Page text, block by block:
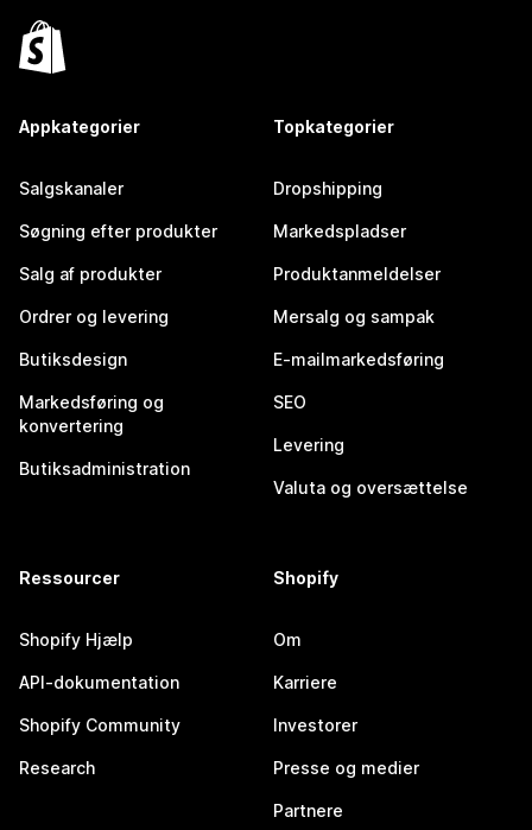
Appkategorier
Salgskanaler
Søgning efter produkter
Salg af produkter
Ordrer og levering
Butiksdesign
Markedsføring og
konvertering
Butiksadministration
Topkategorier
Dropshipping
Markedspladser
Produktanmeldelser
Mersalg og sampak
E-mailmarkedsføring
SEO
Levering
Valuta og oversættelse
Ressourcer
Shopify Hjælp
API-dokumentation
Shopify Community
Research
Shopify
Om
Karriere
Investorer
Presse og medier
Partnere